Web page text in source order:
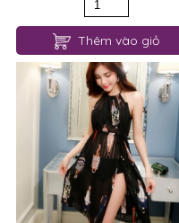
Thêm vào giỏ